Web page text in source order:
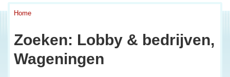
Home
Zoeken: Lobby & bedrijven,
Wageningen